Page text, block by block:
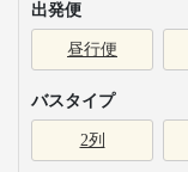
出発便
昼行便
バスタイプ
2列